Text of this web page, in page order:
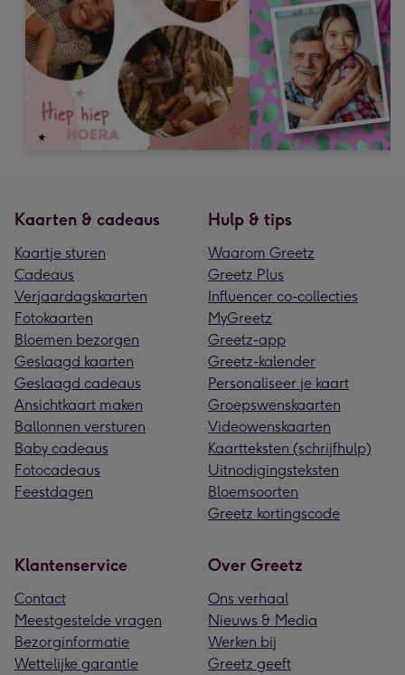
Kaarten & cadeaus
Kaartje sturen
Cadeaus
Verjaardagskaarten
Fotokaarten
Bloemen bezorgen
Geslaagd kaarten
Geslaagd cadeaus
Ansichtkaart maken
Ballonnen versturen
Baby cadeaus
Fotocadeaus
Feestdagen
Hulp & tips
Waarom Greetz
Greetz Plus
Influencer co-collecties
MyGreetz
Greetz-app
Greetz-kalender
Personaliseer je kaart
Groepswenskaarten
Videowenskaarten
Kaartteksten (schrijfhulp)
Uitnodigingsteksten
Bloemsoorten
Greetz kortingscode
Klantenservice
Contact
Meestgestelde vragen
Bezorginformatie
Wettelijke garantie
Over Greetz
Ons verhaal
Nieuws & Media
Werken bij
Greetz geeft